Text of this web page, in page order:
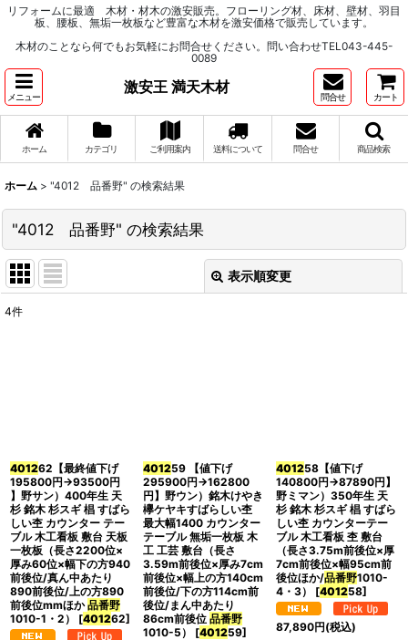
リフォームに最適 木材・材木の激安販売。フローリング材、床材、壁材、羽目
板、腰板、無垢一枚板など豊富な木材を激安価格で販売しています。
木材のことなら何でもお気軽にお問合せください。問い合わせTEL043-445-
0089
メニュー
激安王 満天木材
問合せ カート
ホーム カテゴリ ご利用案内 送料について 問合せ 商品検索
ホーム > "4012 品番野" の検索結果
"4012 品番野" の検索結果
表示順変更
絞り込む
4件
401262【最終値下げ
195800円→93500円
】野サン）400年生 天
杉 銘木 杉スギ 椙 すばら
しい杢 カウンター テー
ブル 木工看板 敷台 天板
一枚板（長さ2200位×
厚み60位×幅下の方940
前後位/真ん中あたり
890前後位/上の方890
前後位mmほか品番野
1010-1・2）
[401262]
401259 【値下げ
295900円→162800
円】野ウン）銘木けやき
欅ケヤキすばらしい杢
最大幅1400 カウンター
テーブル 無垢一枚板 木
工 工芸 敷台（長さ
3.59m前後位×厚み7cm
前後位×幅上の方140cm
前後位/下の方114cm前
後位/まん中あたり
86cm前後位 品番野
1010-5）
[401259]
401258【値下げ
140800円→87890円】
野ミマン）350年生 天
杉 銘木 杉スギ 椙 すばら
しい杢 カウンターテー
ブル 木工看板 杢 敷台
（長さ3.75m前後位×厚
7cm前後位×幅95cm前
後位ほか/品番野1010-
4・3）
[401258]
87,890円(税込)